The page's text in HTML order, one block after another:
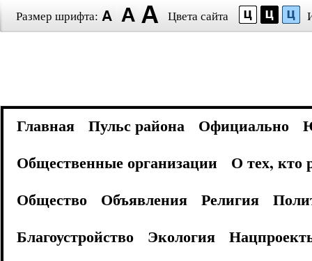
Размер шрифта: Цвета сайта
Главная Пульс района Официально
Общественные организации
О тех, кто
Общество
Объявления Религия
Благоустройство
Экология